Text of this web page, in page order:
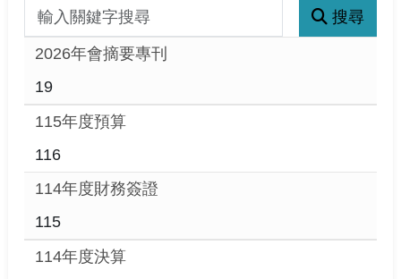
關鍵字搜尋
搜尋
2026年會摘要專刊
19
115年度預算
116
114年度財務簽證
115
114年度決算